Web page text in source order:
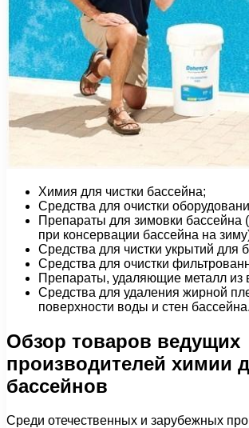
Химия для чистки бассейна;
Средства для очистки
Препараты для зимовки бассейна
при консервации бассейна на
Средства для чистки укрытий для
Средства для очистки
Препараты, удаляющие металл из
Средства для удаления жирной
поверхности воды и стен бассейна.
Обзор товаров ведущих
производителей химии
бассейнов
Среди отечественных и зарубежных